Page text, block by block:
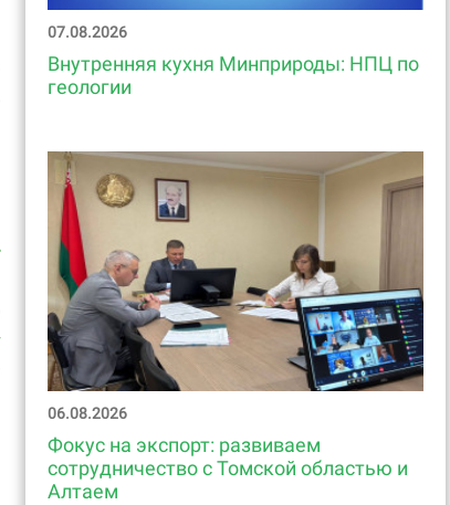
07.08.2026
Внутренняя кухня Минприроды: НПЦ по
геологии
06.08.2026
Фокус на экспорт: развиваем
сотрудничество с Томской областью и
Алтаем